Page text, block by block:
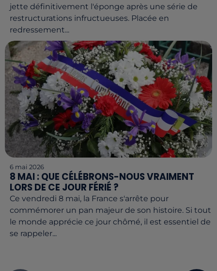
jette définitivement l'éponge après une série de
restructurations infructueuses. Placée en
redressement...
6 mai 2026
8 MAI : QUE CÉLÉBRONS-NOUS VRAIMENT
LORS DE CE JOUR FÉRIÉ ?
Ce vendredi 8 mai, la France s'arrête pour
commémorer un pan majeur de son histoire. Si tout
le monde apprécie ce jour chômé, il est essentiel de
se rappeler...